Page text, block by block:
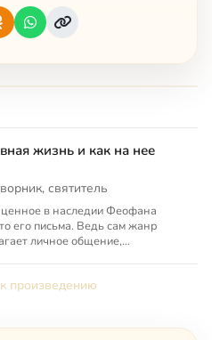
жизнь и как на нее
святитель
в наследии Феофана
его письма. Ведь сам жанр
личное общение,
произведению